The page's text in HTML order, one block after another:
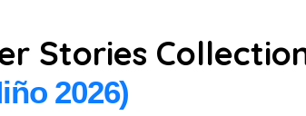
Stories
2026)